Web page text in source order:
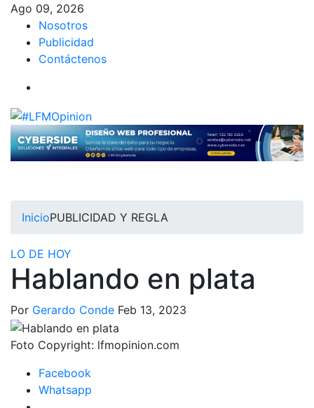
Ago 09, 2026
Nosotros
Publicidad
Contáctenos
InicioPUBLICIDAD Y REGLA
LO DE HOY
Hablando en plata
Por Gerardo Conde Feb 13, 2023
Foto Copyright: lfmopinion.com
Facebook
Whatsapp